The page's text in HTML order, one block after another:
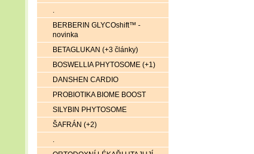
.
BERBERIN GLYCOshift™ -
novinka
BETAGLUKAN (+3 články)
BOSWELLIA PHYTOSOME (+1)
DANSHEN CARDIO
PROBIOTIKA BIOME BOOST
SILYBIN PHYTOSOME
ŠAFRÁN (+2)
.